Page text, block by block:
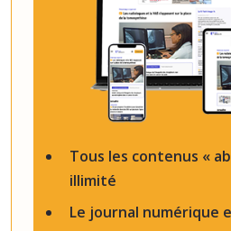
Tous les contenus «
illimité
Le journal numérique